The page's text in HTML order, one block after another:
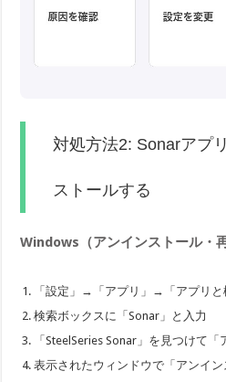
対処方法2: Sonarアプ
ストールする
Windows（アンインストール・
「設定」→「アプリ」→「アプリと
検索ボックスに「Sonar」と入力
「SteelSeries Sonar」を見つけて
表示されたウィンドウで「アンイ